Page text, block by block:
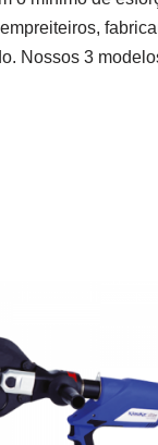
Nossos 3